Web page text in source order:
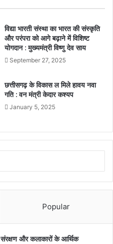
विद्या भारती संस्था का भारत की संस्कृति
और परंपरा को आगे बढ़ाने में विशिष्ट
योगदान : मुख्यमंत्री विष्णु देव साय
September 27, 2025
छत्तीसगढ़ के विकास ल मिले हावय नवा
गति : वन मंत्री केदार कश्यप
January 5, 2025
Popular
और कलाकारों के आर्थिक